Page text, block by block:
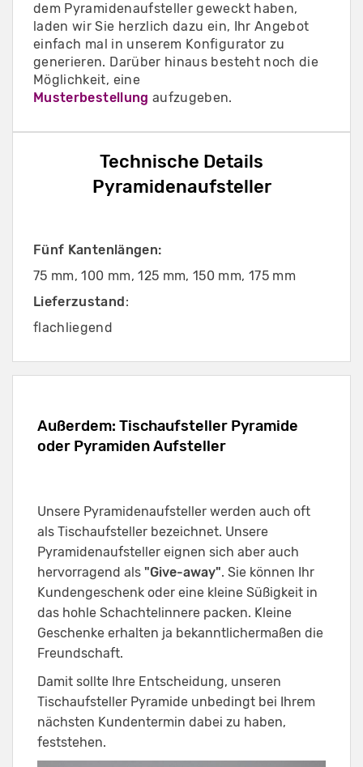
dem Pyramidenaufsteller geweckt haben,
laden wir Sie herzlich dazu ein, Ihr Angebot
einfach mal in unserem Konfigurator zu
generieren. Darüber hinaus besteht noch die
Möglichkeit, eine
Musterbestellung aufzugeben.
Technische Details
Pyramidenaufsteller
Fünf Kantenlängen:
75 mm, 100 mm, 125 mm, 150 mm, 175 mm
Lieferzustand:
flachliegend
Außerdem: Tischaufsteller Pyramide
oder Pyramiden Aufsteller
Unsere Pyramidenaufsteller werden auch oft
als Tischaufsteller bezeichnet. Unsere
Pyramidenaufsteller eignen sich aber auch
hervorragend als "Give-away". Sie können Ihr
Kundengeschenk oder eine kleine Süßigkeit in
das hohle Schachtelinnere packen. Kleine
Geschenke erhalten ja bekanntlichermaßen die
Freundschaft.
Damit sollte Ihre Entscheidung, unseren
Tischaufsteller Pyramide unbedingt bei Ihrem
nächsten Kundentermin dabei zu haben,
feststehen.